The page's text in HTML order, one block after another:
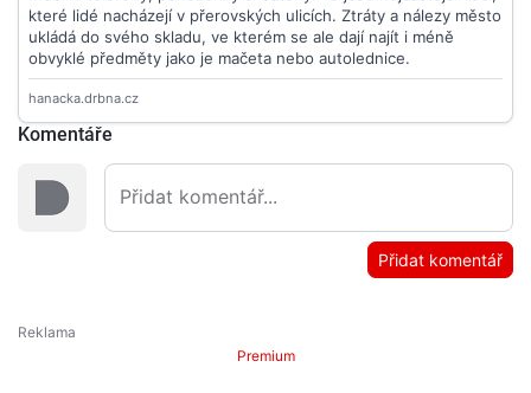
Komentáře
Přidat komentář
Premium